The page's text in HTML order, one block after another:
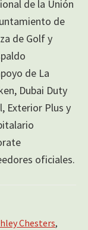
de la Unión
de
de Golf y
de La
Dubai Duty
Exterior Plus y
oficiales.
Chesters,